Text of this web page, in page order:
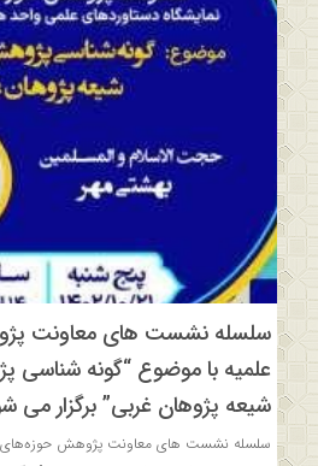
سلسله نشست های معاونت
علمیه با موضوع “گونه شناسی
شیعه پژوهان غربی” برگزار می
سلسله نشست های معاونت پژوهش حوزه‌های